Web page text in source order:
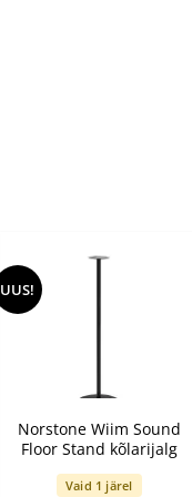
UUS!
Norstone Wiim Sound
Floor Stand kõlarijalg
Vaid 1 järel